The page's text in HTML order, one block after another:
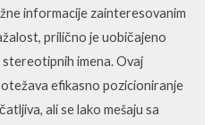
informacije zainteresovanim
prilično je uobičajeno
imena. Ovaj
efikasno pozicioniranje
ali se lako mešaju sa